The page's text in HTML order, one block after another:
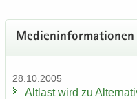
28.10.2005
Alt­last wird zu